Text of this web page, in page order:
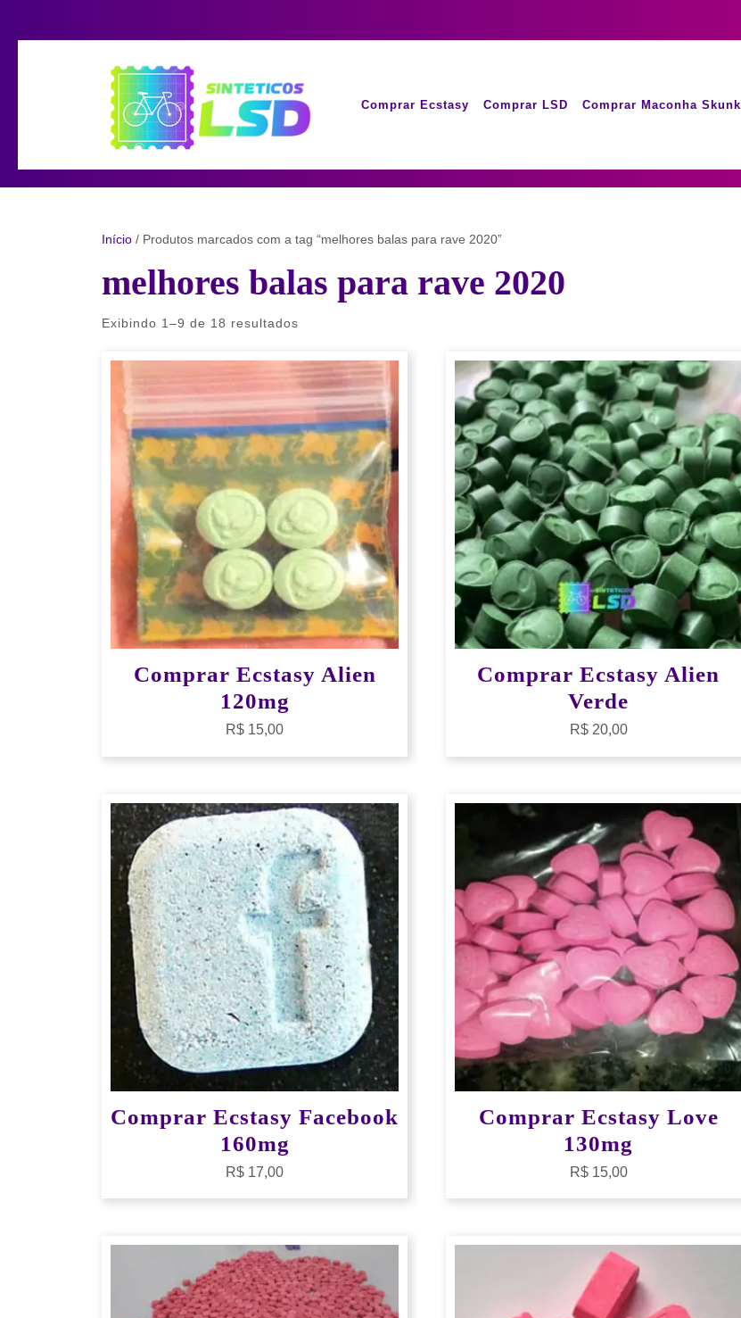
Comprar Ecstasy Comprar LSD Comprar Maconha Skunk
Início / Produtos marcados com a tag “melhores balas para rave 2020”
melhores balas para rave 2020
Exibindo 1–9 de 18 resultados
Comprar Ecstasy Alien
120mg
R$ 15,00
Comprar Ecstasy Alien
Verde
R$20,00
Comprar Ecstasy Facebook
160mg
R$ 17,00
Comprar Ecstasy Love
130mg
R$15,00